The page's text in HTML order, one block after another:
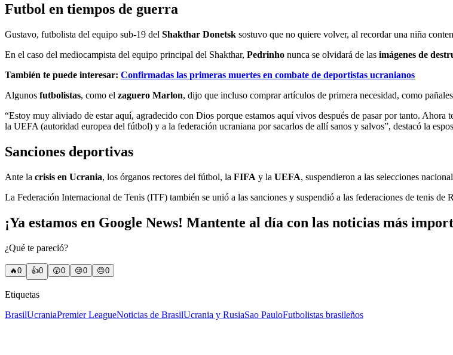
Futbol en tiempos de guerra
Gustavo, futbolista del equipo sub-19 del Shakthar Donetsk sostuvo que no quiere volver, al recordar una niña
En el caso del mediocampista del equipo principal del Shakthar, Pedrinho nunca se olvidará de las imágenes de
También te puede interesar: Confirmadas las primeras muertes en combate de deportistas ucranianos
Algunos futbolistas, como el zaguero Marlon, dijo que incluso comprar artículos de primera necesidad, como
“Estoy muy aliviado de estar aquí, agradecido con Dios porque estamos aquí vivos después de pasar por tanto.
la UEFA (autoridad europea del fútbol) y a la federación ucraniana por sacarlos de allí sanos y salvos”, destacó la
Sanciones deportivas
Ante la crisis en Ucrania, los órganos rectores del fútbol, la FIFA y la UEFA, suspendieron a las selecciones
La Federación Internacional de Tenis (ITF) también se unió a las sanciones y suspendió a las federaciones de tenis de
¡Ya estamos en Google News! Mantente al día con las noticias más
¿Qué te pareció?
🔥0 👍0 😲0 😢0 😠0
Etiquetas
BrasilUcraniaPremier LeagueNoticias de BrasilUcrania y RusiaSao PauloFutbolistas brasileños